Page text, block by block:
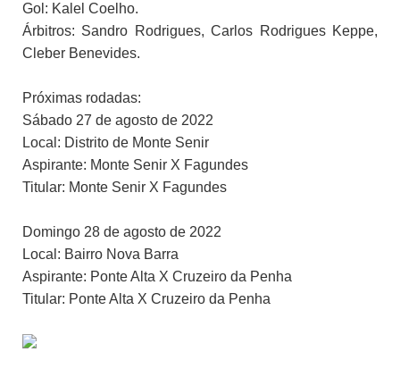
Gol: Kalel Coelho.
Árbitros: Sandro Rodrigues, Carlos Rodrigues Keppe,
Cleber Benevides.
Próximas rodadas:
Sábado 27 de agosto de 2022
Local: Distrito de Monte Senir
Aspirante: Monte Senir X Fagundes
Titular: Monte Senir X Fagundes
Domingo 28 de agosto de 2022
Local: Bairro Nova Barra
Aspirante: Ponte Alta X Cruzeiro da Penha
Titular: Ponte Alta X Cruzeiro da Penha